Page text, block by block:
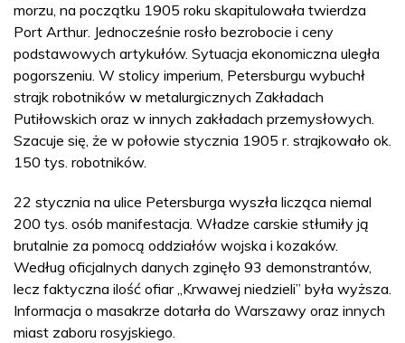
morzu, na początku 1905 roku skapitulowała twierdza
Port Arthur. Jednocześnie rosło bezrobocie i ceny
podstawowych artykułów. Sytuacja ekonomiczna uległa
pogorszeniu. W stolicy imperium, Petersburgu wybuchł
strajk robotników w metalurgicznych Zakładach
Putiłowskich oraz w innych zakładach przemysłowych.
Szacuje się, że w połowie stycznia 1905 r. strajkowało ok.
150 tys. robotników.
22 stycznia na ulice Petersburga wyszła licząca niemal
200 tys. osób manifestacja. Władze carskie stłumiły ją
brutalnie za pomocą oddziałów wojska i kozaków.
Według oficjalnych danych zginęło 93 demonstrantów,
lecz faktyczna ilość ofiar „Krwawej niedzieli” była wyższa.
Informacja o masakrze dotarła do Warszawy oraz innych
miast zaboru rosyjskiego.